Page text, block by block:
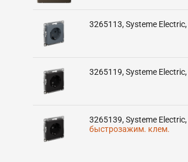
3265113,Systeme Electric,
3265119,Systeme Electric,
3265139,Systeme Electric,
быстрозажим. клем.